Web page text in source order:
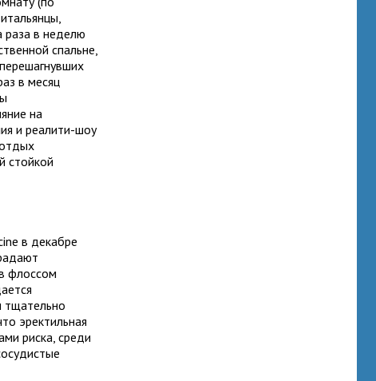
раза в неделю
спальне,
в месяц
на
и реалити-шоу
стойкой
в декабре
флоссом
тщательно
эректильная
риска, среди